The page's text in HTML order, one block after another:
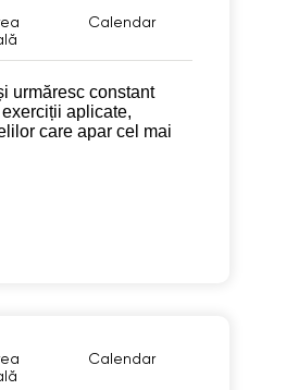
Calendar
urmăresc constant
aplicate,
care apar cel mai
Calendar